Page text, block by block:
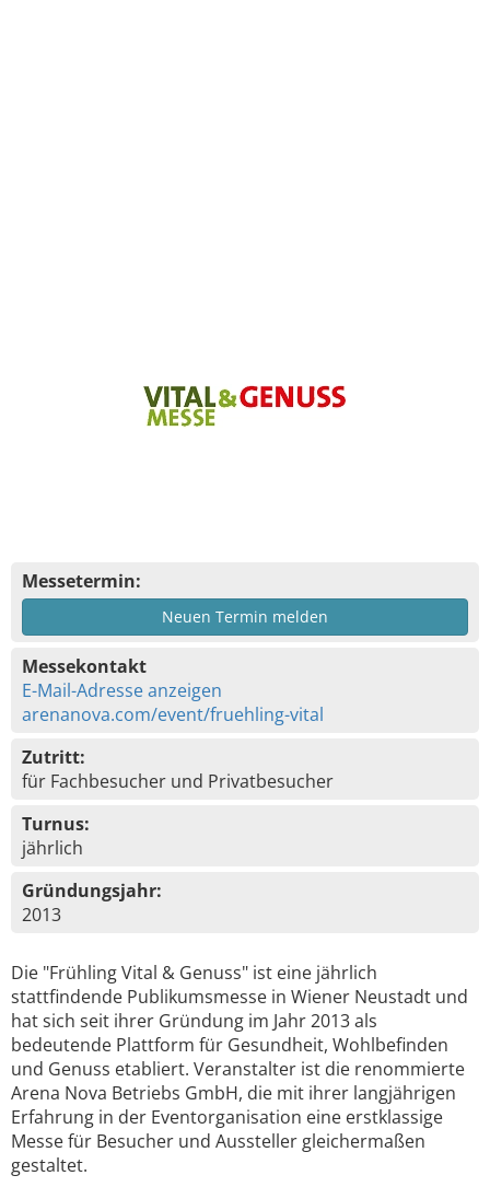
Messetermin:
Neuen Termin melden
Messekontakt
E-Mail-Adresse anzeigen
arenanova.com/event/fruehling-vital
Zutritt:
für Fachbesucher und Privatbesucher
Turnus:
jährlich
Gründungsjahr:
2013
Die "Frühling Vital & Genuss" ist eine jährlich
stattfindende Publikumsmesse in Wiener Neustadt und
hat sich seit ihrer Gründung im Jahr 2013 als
bedeutende Plattform für Gesundheit, Wohlbefinden
und Genuss etabliert. Veranstalter ist die renommierte
Arena Nova Betriebs GmbH, die mit ihrer langjährigen
Erfahrung in der Eventorganisation eine erstklassige
Messe für Besucher und Aussteller gleichermaßen
gestaltet.